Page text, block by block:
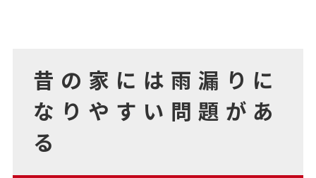
昔の家には雨漏りに
なりやすい問題があ
る